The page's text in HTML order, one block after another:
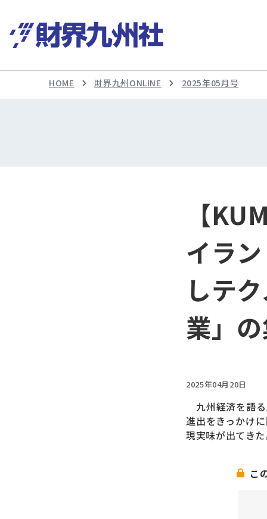
HOME 財界九州ONLINE 2025年05月号
【
イラ
しテ
業」
2025年04月20日
九州経済を語る
進出をきっかけ
現実味が出てき
こ